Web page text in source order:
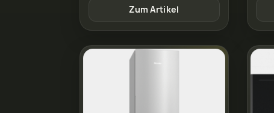
Zum Artikel